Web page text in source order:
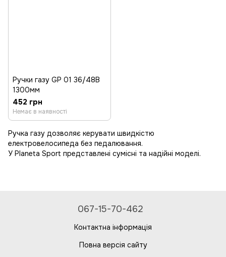
Ручки газу GP 01 36/48B
1300мм
452 грн
Немає в наявності
Ручка газу дозволяє керувати швидкістю
електровелосипеда без педалювання.
У Planeta Sport представлені сумісні та надійні моделі.
067-15-70-462
Контактна інформація
Повна версія сайту